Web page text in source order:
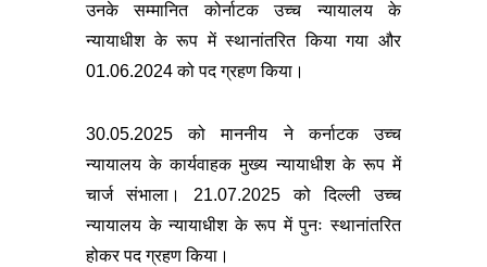
उनके सम्मानित कोर्नाटक उच्च न्यायालय के
न्यायाधीश के रूप में स्थानांतरित किया गया और
01.06.2024 को पद ग्रहण किया।
30.05.2025 को माननीय ने कर्नाटक उच्च
न्यायालय के कार्यवाहक मुख्य न्यायाधीश के रूप में
चार्ज संभाला। 21.07.2025 को दिल्ली उच्च
न्यायालय के न्यायाधीश के रूप में पुनः स्थानांतरित
होकर पद ग्रहण किया।